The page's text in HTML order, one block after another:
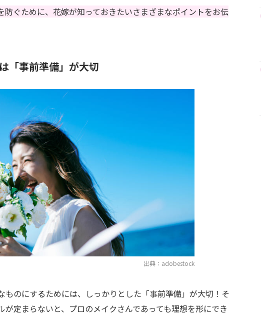
防ぐために、花嫁が知っておきたいさまざまなポイントをお伝
「事前準備」が大切
出典：adobestock
ものにするためには、しっかりとした「事前準備」が大切！そ
が定まらないと、プロのメイクさんであっても理想を形にでき